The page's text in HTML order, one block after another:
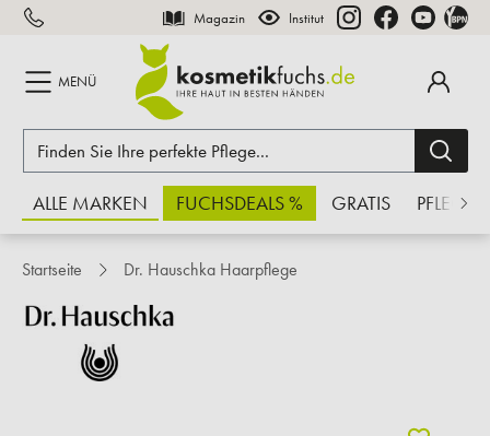
springen Magazin Institut
MENÜ
ALLE MARKEN FUCHSDEALS % GRATIS PFLEGE
Startseite Dr. Hauschka Haarpflege